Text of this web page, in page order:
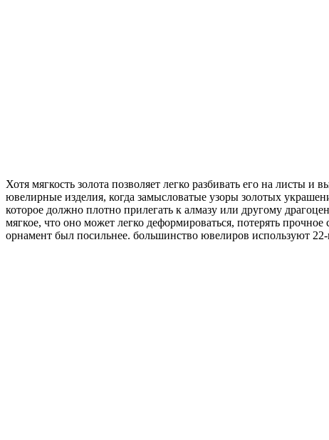
Хотя мягкость золота позволяет легко разбивать его на листы
ювелирные изделия, когда замысловатые узоры золотых
которое должно плотно прилегать к алмазу или другому
мягкое, что оно может легко деформироваться, потерять
орнамент был посильнее. большинство ювелиров используют 22-